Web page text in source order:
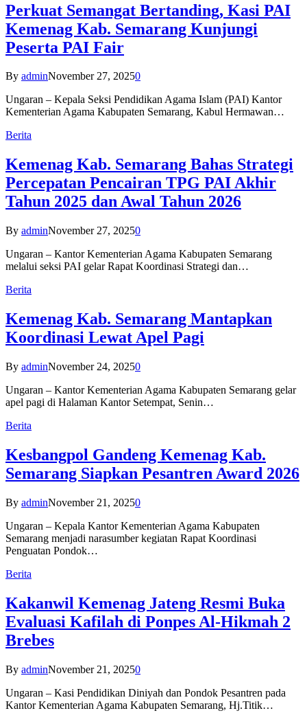
Perkuat Semangat Bertanding, Kasi PAI
Kemenag Kab. Semarang Kunjungi
Peserta PAI Fair
By adminNovember 27, 20250
Ungaran – Kepala Seksi Pendidikan Agama Islam (PAI) Kantor
Kementerian Agama Kabupaten Semarang, Kabul Hermawan…
Berita
Kemenag Kab. Semarang Bahas Strategi
Percepatan Pencairan TPG PAI Akhir
Tahun 2025 dan Awal Tahun 2026
By adminNovember 27, 20250
Ungaran – Kantor Kementerian Agama Kabupaten Semarang
melalui seksi PAI gelar Rapat Koordinasi Strategi dan…
Berita
Kemenag Kab. Semarang Mantapkan
Koordinasi Lewat Apel Pagi
By adminNovember 24, 20250
Ungaran – Kantor Kementerian Agama Kabupaten Semarang gelar
apel pagi di Halaman Kantor Setempat, Senin…
Berita
Kesbangpol Gandeng Kemenag Kab.
Semarang Siapkan Pesantren Award 2026
By adminNovember 21, 20250
Ungaran – Kepala Kantor Kementerian Agama Kabupaten
Semarang menjadi narasumber kegiatan Rapat Koordinasi
Penguatan Pondok…
Berita
Kakanwil Kemenag Jateng Resmi Buka
Evaluasi Kafilah di Ponpes Al-Hikmah 2
Brebes
By adminNovember 21, 20250
Ungaran – Kasi Pendidikan Diniyah dan Pondok Pesantren pada
Kantor Kementerian Agama Kabupaten Semarang, Hj.Titik…